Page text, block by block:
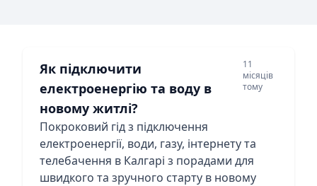
Як підключити
електроенергію та воду в
новому житлі?
11
місяців
тому
Покроковий гід з підключення
електроенергії, води, газу, інтернету та
телебачення в Калгарі з порадами для
швидкого та зручного старту в новому